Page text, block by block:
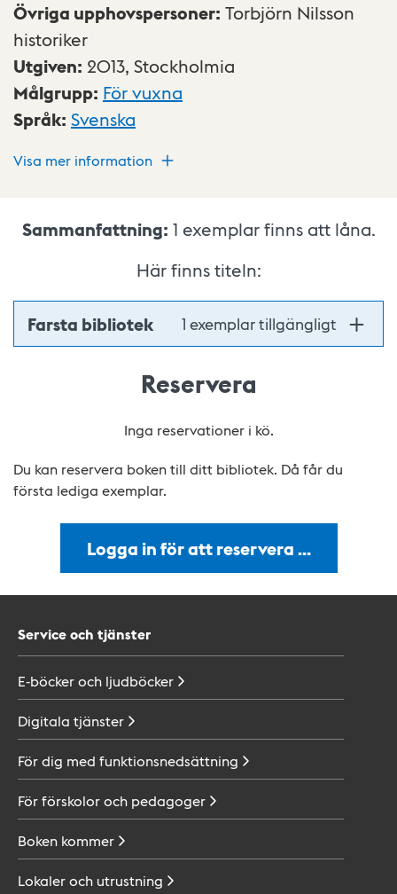
Övriga upphovspersoner: Torbjörn Nilsson
historiker
Utgiven: 2013, Stockholmia
Målgrupp: För vuxna
Språk: Svenska
Visa mer information
Sammanfattning: 1 exemplar finns att låna.
Här finns titeln:
Farsta bibliotek 1 exemplar tillgängligt
Reservera
Inga reservationer i kö.
Du kan reservera boken till ditt bibliotek. Då får du
första lediga exemplar.
Logga in för att reservera …
Service och tjänster
E-böcker och ljudböcker
Digitala tjänster
För dig med funktionsnedsättning
För förskolor och pedagoger
Boken kommer
Lokaler och utrustning